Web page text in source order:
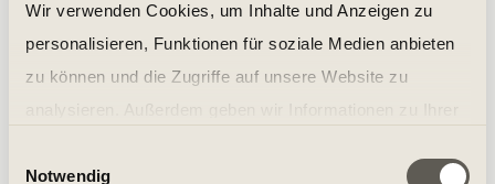
Wir verwenden Cookies, um Inhalte und Anzeigen zu
personalisieren, Funktionen für soziale Medien anbieten
zu können und die Zugriffe auf unsere Website zu
soziale Medien, Werbung und Analysen weiter. Unsere
Notwendig